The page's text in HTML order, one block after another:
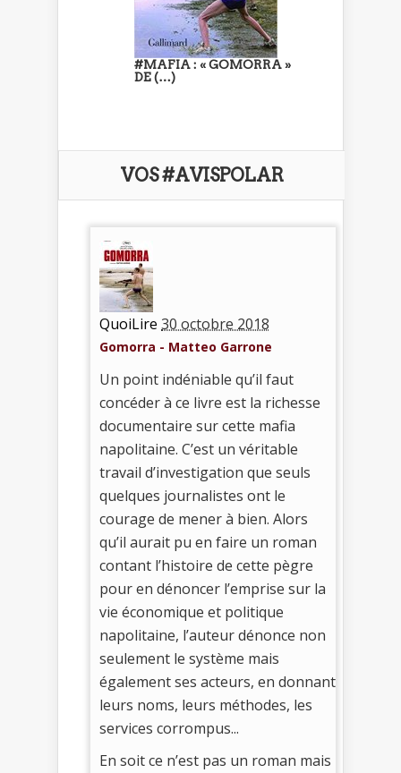
#MAFIA : « GOMORRA »
DE (…)
VOS #AVISPOLAR
QuoiLire 30 octobre 2018
Gomorra - Matteo Garrone
Un point indéniable qu’il faut
concéder à ce livre est la richesse
documentaire sur cette mafia
napolitaine. C’est un véritable
travail d’investigation que seuls
quelques journalistes ont le
courage de mener à bien. Alors
qu’il aurait pu en faire un roman
contant l’histoire de cette pègre
pour en dénoncer l’emprise sur la
vie économique et politique
napolitaine, l’auteur dénonce non
seulement le système mais
également ses acteurs, en donnant
leurs noms, leurs méthodes, les
services corrompus...
En soit ce n’est pas un roman mais